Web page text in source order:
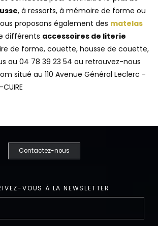
, à ressorts, à mémoire de forme ou
proposons également des matelas
différents accessoires de literie
de forme, couette, housse de couette,
au 04 78 39 23 54 ou retrouvez-nous
situé au 110 Avenue Général Leclerc -
Contactez-nous
VOUS À LA NEWSLETTER